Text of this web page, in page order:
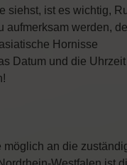
siehst, ist es wichtig,
aufmerksam werden,
Hornisse
Datum und die Uhrzeit
an die